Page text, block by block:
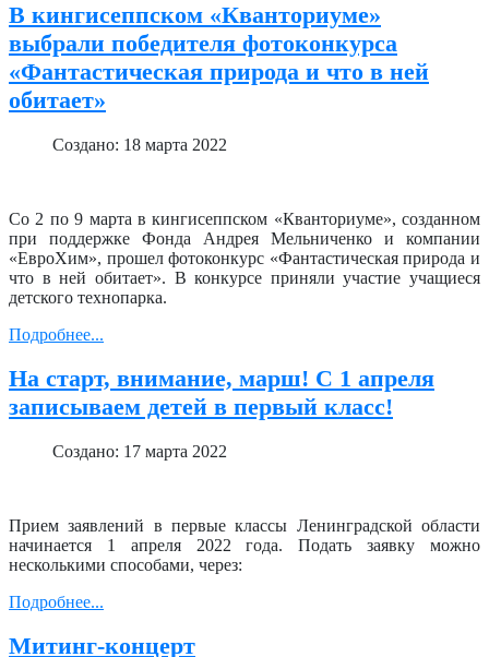
В кингисеппском «Кванториуме»
выбрали победителя фотоконкурса
«Фантастическая природа и что в ней
обитает»
Создано: 18 марта 2022
Cо 2 по 9 марта в кингисеппском «Кванториуме», созданном
при поддержке Фонда Андрея Мельниченко и компании
«ЕвроХим», прошел фотоконкурс «Фантастическая природа и
что в ней обитает». В конкурсе приняли участие учащиеся
детского технопарка.
Подробнее...
На старт, внимание, марш! С 1 апреля
записываем детей в первый класс!
Создано: 17 марта 2022
Прием заявлений в первые классы Ленинградской области
начинается 1 апреля 2022 года. Подать заявку можно
несколькими способами, через:
Подробнее...
Митинг-концерт